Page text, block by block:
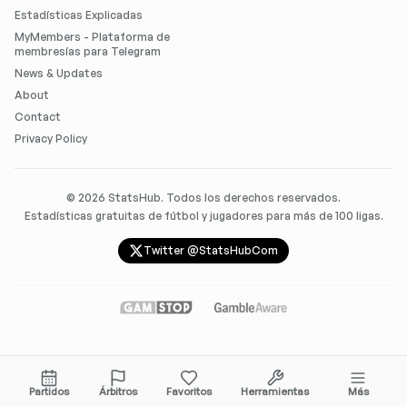
Estadísticas Explicadas
MyMembers - Plataforma de
membresías para Telegram
News & Updates
About
Contact
Privacy Policy
© 2026 StatsHub. Todos los derechos reservados.
Estadísticas gratuitas de fútbol y jugadores para más de 100 ligas.
Twitter @StatsHubCom
Partidos Árbitros Favoritos Herramientas Más